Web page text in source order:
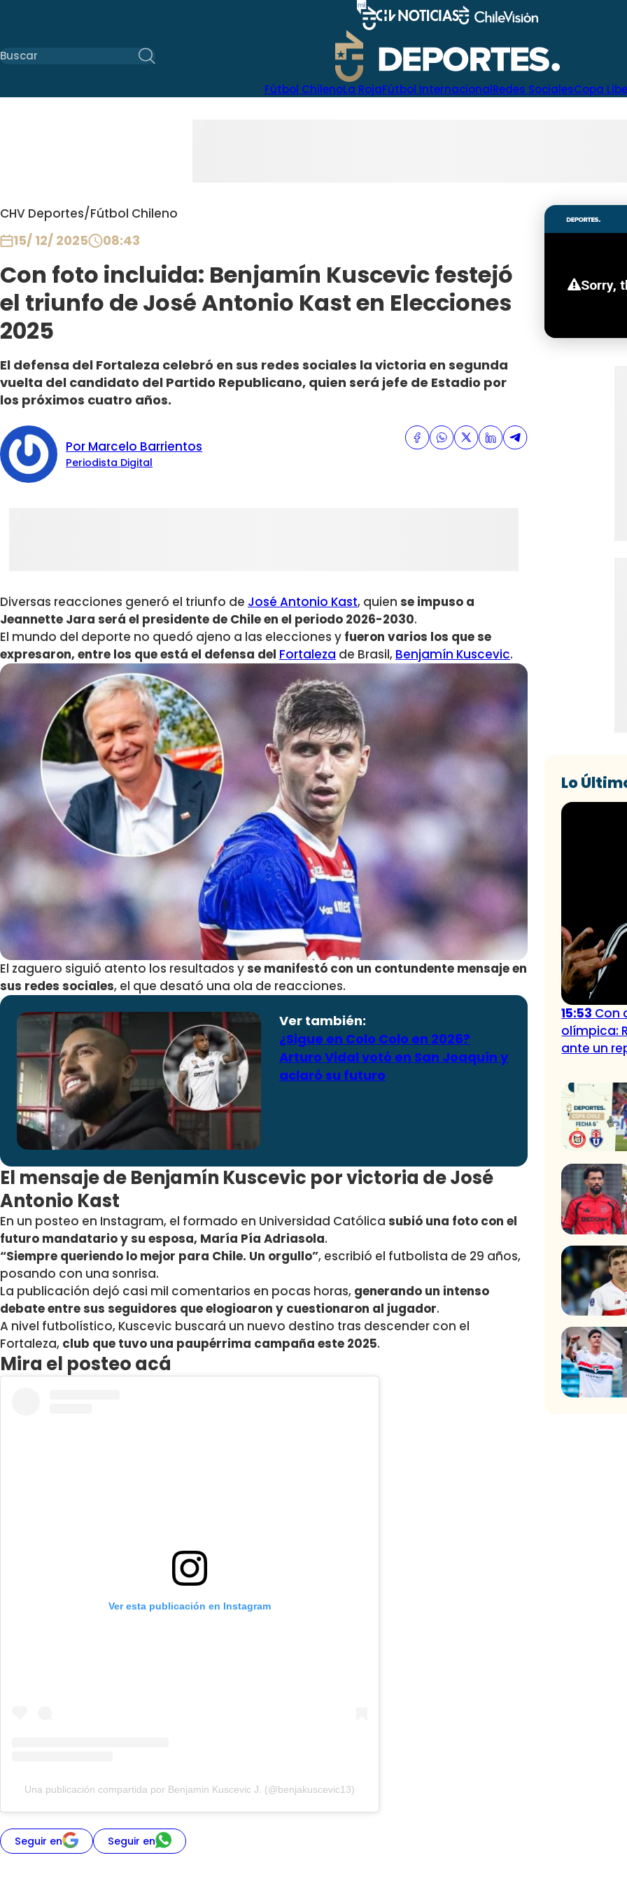
Fútbol ChilenoLa RojaFútbol InternacionalRedes SocialesCopa
CHV Deportes/Fútbol Chileno
15/ 12/ 2025 08:43
Con foto incluida: Benjamín Kuscevic festejó
el triunfo de José Antonio Kast en Elecciones
2025
El defensa del Fortaleza celebró en sus redes sociales la victoria en segunda
vuelta del candidato del Partido Republicano, quien será jefe de Estadio por
los próximos cuatro años.
Por Marcelo Barrientos
Periodista Digital
Diversas reacciones generó el triunfo de José Antonio Kast, quien se impuso a
Jeannette Jara será el presidente de Chile en el periodo 2026-2030.
El mundo del deporte no quedó ajeno a las elecciones y fueron varios los que se
expresaron, entre los que está el defensa del Fortaleza de Brasil, Benjamín Kuscevic.
El zaguero siguió atento los resultados yse manifestó con un contundente mensaje en
sus redes sociales, el que desató una ola de reacciones.
Ver también:
¿Sigue en Colo Colo en 2026?
Arturo Vidal votó en San Joaquín y
aclaró su futuro
El mensaje de Benjamín Kuscevic por victoria de José
Antonio Kast
En un posteo en Instagram, el formado en Universidad Católica subió una foto con el
futuro mandatario y su esposa, María Pía Adriasola.
“Siempre queriendo lo mejor para Chile. Un orgullo”, escribió el futbolista de 29 años,
posando con una sonrisa.
La publicación dejó casi mil comentarios en pocas horas, generando un intenso
debate entre sus seguidores que elogioaron y cuestionaron al jugador.
A nivel futbolístico, Kuscevic buscará un nuevo destino tras descender con el
Fortaleza, club que tuvo una paupérrima campaña este 2025.
Mira el posteo acá
Ver esta publicación en Instagram
Una publicación compartida por Benjamin Kuscevic J. (@benjakuscevic13)
Seguir en Seguir en
Lo
15:53 Con
olímpica:
ante un